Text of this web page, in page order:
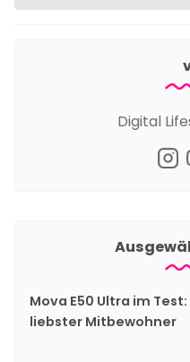
Digital
Mova E50 Ultra im
liebster Mitbewohner